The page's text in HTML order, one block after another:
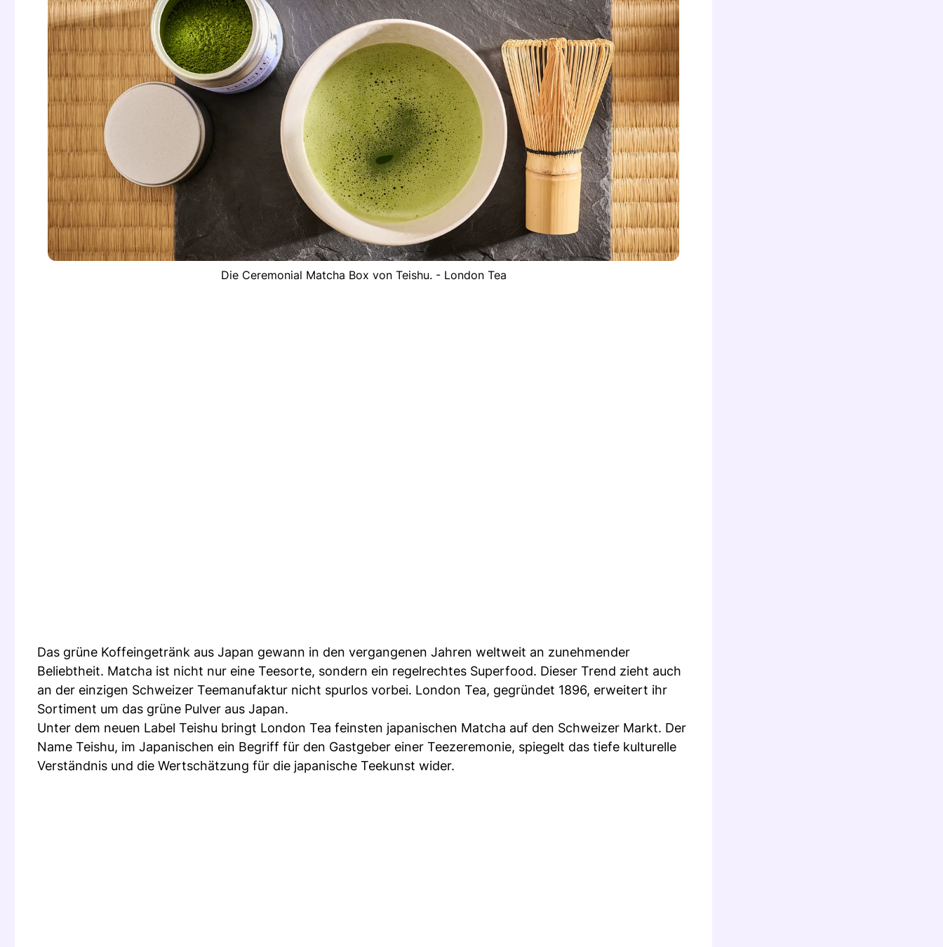
Die Ceremonial Matcha Box von Teishu. - London Tea
Das grüne Koffeingetränk aus Japan gewann in den vergangenen Jahren weltweit an zunehmender
Beliebtheit. Matcha ist nicht nur eine Teesorte, sondern ein regelrechtes Superfood. Dieser Trend zieht auch
an der einzigen Schweizer Teemanufaktur nicht spurlos vorbei. London Tea, gegründet 1896, erweitert ihr
Sortiment um das grüne Pulver aus Japan.
Unter dem neuen Label Teishu bringt London Tea feinsten japanischen Matcha auf den Schweizer Markt. Der
Name Teishu, im Japanischen ein Begriff für den Gastgeber einer Teezeremonie, spiegelt das tiefe kulturelle
Verständnis und die Wertschätzung für die japanische Teekunst wider.